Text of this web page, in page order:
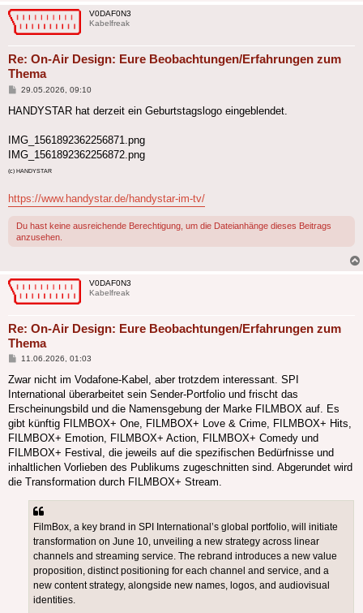
V0DAF0N3
Kabelfreak
Re: On-Air Design: Eure Beobachtungen/Erfahrungen zum
Thema
Beitrag
29.05.2026, 09:10
HANDYSTAR hat derzeit ein Geburtstagslogo eingeblendet.
IMG_1561892362256871.png
IMG_1561892362256872.png
(c) HANDYSTAR
https://www.handystar.de/handystar-im-tv/
Du hast keine ausreichende Berechtigung, um die Dateianhänge dieses Beitrags
anzusehen.
V0DAF0N3
Kabelfreak
Re: On-Air Design: Eure Beobachtungen/Erfahrungen zum
Thema
Beitrag
11.06.2026, 01:03
Zwar nicht im Vodafone-Kabel, aber trotzdem interessant. SPI
International überarbeitet sein Sender-Portfolio und frischt das
Erscheinungsbild und die Namensgebung der Marke FILMBOX auf. Es
gibt künftig FILMBOX+ One, FILMBOX+ Love & Crime, FILMBOX+ Hits,
FILMBOX+ Emotion, FILMBOX+ Action, FILMBOX+ Comedy und
FILMBOX+ Festival, die jeweils auf die spezifischen Bedürfnisse und
inhaltlichen Vorlieben des Publikums zugeschnitten sind. Abgerundet wird
die Transformation durch FILMBOX+ Stream.
FilmBox, a key brand in SPI International’s global portfolio, will initiate
transformation on June 10, unveiling a new strategy across linear
channels and streaming service. The rebrand introduces a new value
proposition, distinct positioning for each channel and service, and a
new content strategy, alongside new names, logos, and audiovisual
identities.